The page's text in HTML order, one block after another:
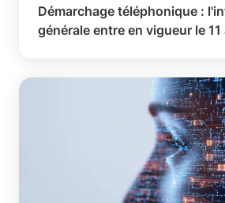
Démarchage téléphonique :
générale entre en vigueur le